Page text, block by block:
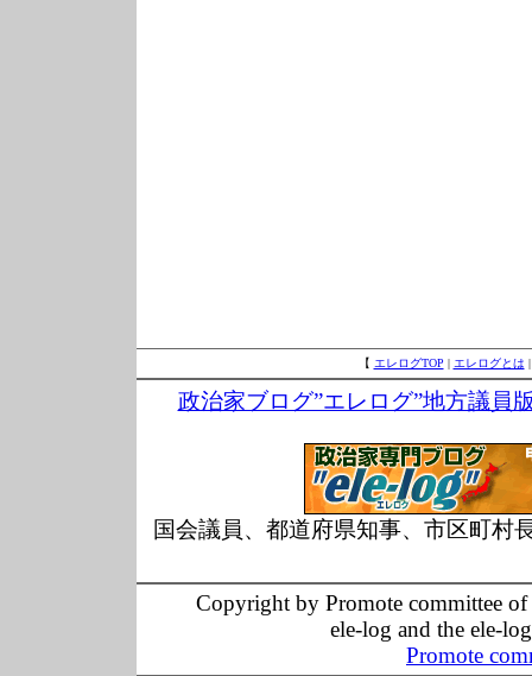
【 エレログTOP | エレログとは
政治家ブログ”エレログ”地方議員
国会議員、都道府県知事、市区町村
Copyright by Promote committee
ele-log and the ele-
Promote